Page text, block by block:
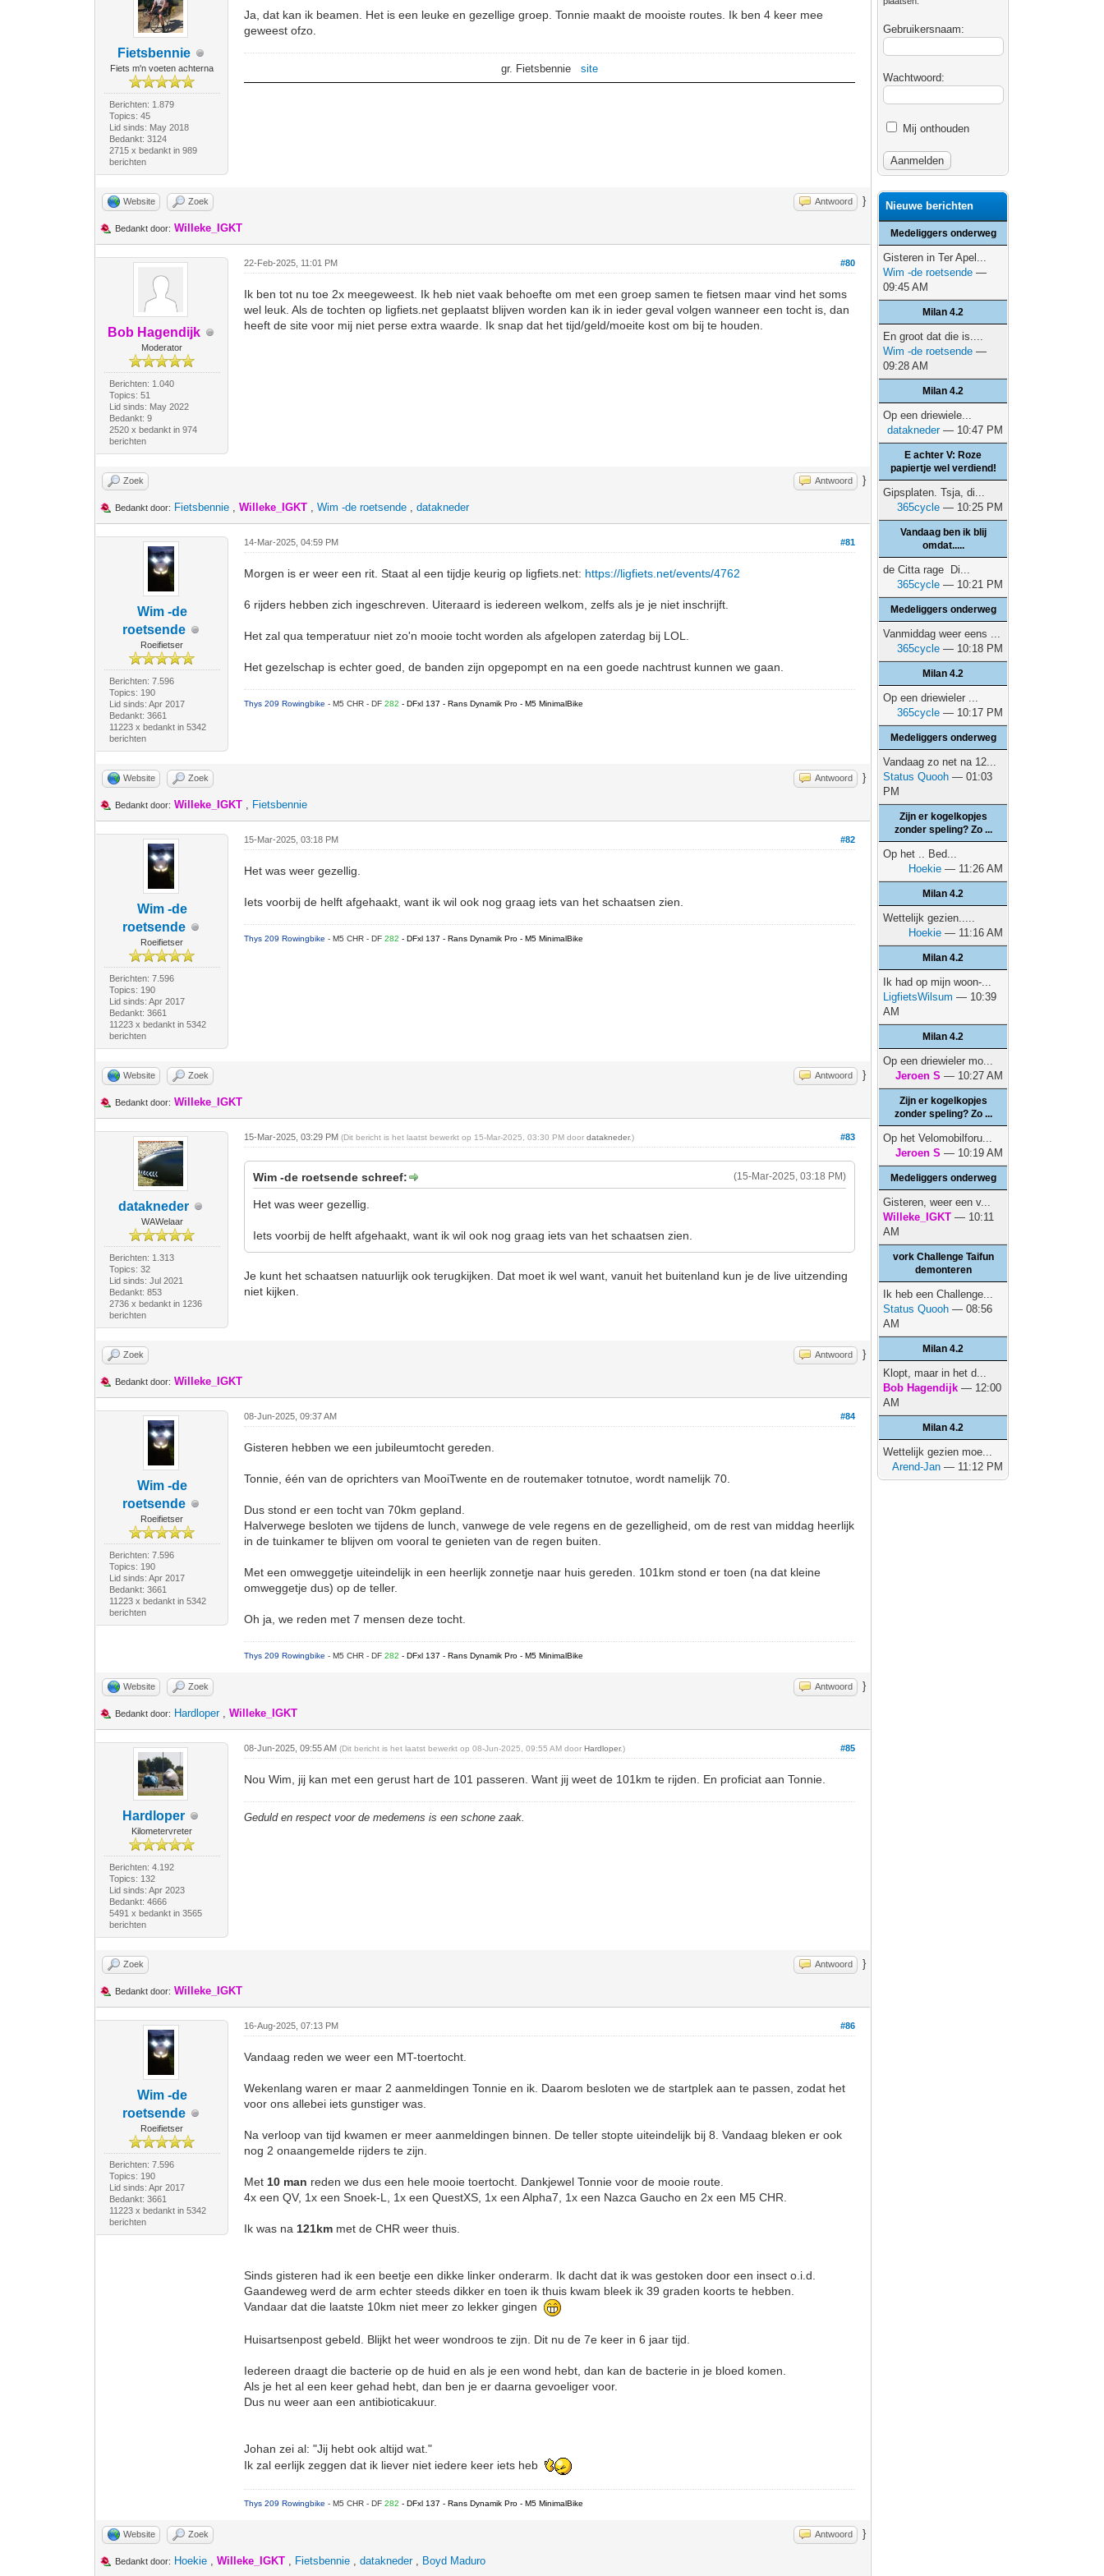
Fietsbennie
Fiets m'n voeten achterna
Berichten: 1.879
Topics: 45
Lid sinds: May 2018
Bedankt: 3124
2715 x bedankt in 989
berichten
Ja, dat kan ik beamen. Het is een leuke en gezellige groep. Tonnie maakt de mooiste routes. Ik ben 4 keer mee
geweest ofzo.
gr. Fietsbenniesite
Website Zoek Antwoord }
Bedankt door: Willeke_IGKT
Bob Hagendijk
Moderator
Berichten: 1.040
Topics: 51
Lid sinds: May 2022
Bedankt: 9
2520 x bedankt in 974
berichten
#80
22-Feb-2025, 11:01 PM
Ik ben tot nu toe 2x meegeweest. Ik heb niet vaak behoefte om met een groep samen te fietsen maar vind het soms
wel leuk. Als de tochten op ligfiets.net geplaatst blijven worden kan ik in ieder geval volgen wanneer een tocht is, dan
heeft de site voor mij niet perse extra waarde. Ik snap dat het tijd/geld/moeite kost om bij te houden.
Zoek Antwoord }
Bedankt door: Fietsbennie ,Willeke_IGKT ,Wim -de roetsende ,datakneder
Wim -de
roetsende
Roeifietser
Berichten: 7.596
Topics: 190
Lid sinds: Apr 2017
Bedankt: 3661
11223 x bedankt in 5342
berichten
#81
14-Mar-2025, 04:59 PM
Morgen is er weer een rit. Staat al een tijdje keurig op ligfiets.net: https://ligfiets.net/events/4762
6 rijders hebben zich ingeschreven. Uiteraard is iedereen welkom, zelfs als je je niet inschrijft.
Het zal qua temperatuur niet zo'n mooie tocht worden als afgelopen zaterdag bij LOL.
Het gezelschap is echter goed, de banden zijn opgepompt en na een goede nachtrust kunnen we gaan.
Thys 209 Rowingbike- M5 CHR - DF282- DFxl 137 - Rans Dynamik Pro - M5 MinimalBike
Website Zoek Antwoord }
Bedankt door: Willeke_IGKT , Fietsbennie
Wim -de
roetsende
Roeifietser
Berichten: 7.596
Topics: 190
Lid sinds: Apr 2017
Bedankt: 3661
11223 x bedankt in 5342
berichten
#82
15-Mar-2025, 03:18 PM
Het was weer gezellig.
Iets voorbij de helft afgehaakt, want ik wil ook nog graag iets van het schaatsen zien.
Thys 209 Rowingbike- M5 CHR - DF282- DFxl 137 - Rans Dynamik Pro - M5 MinimalBike
Website Zoek Antwoord }
Bedankt door: Willeke_IGKT
datakneder
WAWelaar
Berichten: 1.313
Topics: 32
Lid sinds: Jul 2021
Bedankt: 853
2736 x bedankt in 1236
berichten
#83
15-Mar-2025, 03:29 PM(Dit bericht is het laatst bewerkt op 15-Mar-2025, 03:30 PM doordatakneder.)
(15-Mar-2025, 03:18 PM)
Wim -de roetsende schreef:
Het was weer gezellig.
Iets voorbij de helft afgehaakt, want ik wil ook nog graag iets van het schaatsen zien.
Je kunt het schaatsen natuurlijk ook terugkijken. Dat moet ik wel want, vanuit het buitenland kun je de live uitzending
niet kijken.
Zoek Antwoord }
Bedankt door: Willeke_IGKT
Wim -de
roetsende
Roeifietser
Berichten: 7.596
Topics: 190
Lid sinds: Apr 2017
Bedankt: 3661
11223 x bedankt in 5342
berichten
#84
08-Jun-2025, 09:37 AM
Gisteren hebben we een jubileumtocht gereden.
Tonnie, één van de oprichters van MooiTwente en de routemaker totnutoe, wordt namelijk 70.
Dus stond er een tocht van 70km gepland.
Halverwege besloten we tijdens de lunch, vanwege de vele regens en de gezelligheid, om de rest van middag heerlijk
in de tuinkamer te blijven om vooral te genieten van de regen buiten.
Met een omweggetje uiteindelijk in een heerlijk zonnetje naar huis gereden. 101km stond er toen (na dat kleine
omweggetje dus) op de teller.
Oh ja, we reden met 7 mensen deze tocht.
Thys 209 Rowingbike- M5 CHR - DF282- DFxl 137 - Rans Dynamik Pro - M5 MinimalBike
Website Zoek Antwoord }
Bedankt door: Hardloper,Willeke_IGKT
Hardloper
Kilometervreter
Berichten: 4.192
Topics: 132
Lid sinds: Apr 2023
Bedankt: 4666
5491 x bedankt in 3565
berichten
#85
08-Jun-2025, 09:55 AM(Dit bericht is het laatst bewerkt op 08-Jun-2025, 09:55 AM doorHardloper.)
Nou Wim, jij kan met een gerust hart de 101 passeren. Want jij weet de 101km te rijden. En proficiat aan Tonnie.
Geduld en respect voor de medemens is een schone zaak.
Zoek Antwoord }
Bedankt door: Willeke_IGKT
Wim -de
roetsende
Roeifietser
Berichten: 7.596
Topics: 190
Lid sinds: Apr 2017
Bedankt: 3661
11223 x bedankt in 5342
berichten
#86
16-Aug-2025, 07:13 PM
Vandaag reden we weer een MT-toertocht.
Wekenlang waren er maar 2 aanmeldingen Tonnie en ik. Daarom besloten we de startplek aan te passen, zodat het
voor ons allebei iets gunstiger was.
Na verloop van tijd kwamen er meer aanmeldingen binnen. De teller stopte uiteindelijk bij 8. Vandaag bleken er ook
nog 2 onaangemelde rijders te zijn.
Met 10 man reden we dus een hele mooie toertocht. Dankjewel Tonnie voor de mooie route.
4x een QV, 1x een Snoek-L, 1x een QuestXS, 1x een Alpha7, 1x een Nazca Gaucho en 2x een M5 CHR.
Ik was na 121km met de CHR weer thuis.
Sinds gisteren had ik een beetje een dikke linker onderarm. Ik dacht dat ik was gestoken door een insect o.i.d.
Gaandeweg werd de arm echter steeds dikker en toen ik thuis kwam bleek ik 39 graden koorts te hebben.
Vandaar dat die laatste 10km niet meer zo lekker gingen
Huisartsenpost gebeld. Blijkt het weer wondroos te zijn. Dit nu de 7e keer in 6 jaar tijd.
Iedereen draagt die bacterie op de huid en als je een wond hebt, dan kan de bacterie in je bloed komen.
Als je het al een keer gehad hebt, dan ben je er daarna gevoeliger voor.
Dus nu weer aan een antibioticakuur.
Johan zei al: "Jij hebt ook altijd wat."
Ik zal eerlijk zeggen dat ik liever niet iedere keer iets heb
Thys 209 Rowingbike- M5 CHR - DF282- DFxl 137 - Rans Dynamik Pro - M5 MinimalBike
Website Zoek Antwoord }
Bedankt door: Hoekie ,Willeke_IGKT , Fietsbennie ,datakneder, Boyd Maduro
Gebruikersnaam:
Wachtwoord:
Mij onthouden
Nieuwe berichten
Medeliggers onderweg
Gisteren in Ter Apel...
Wim -de roetsende —
09:45 AM
Milan 4.2
En groot dat die is....
Wim -de roetsende —
09:28 AM
Milan 4.2
Op een driewiele...
datakneder— 10:47 PM
E achter V: Roze
papiertje wel verdiend!
Gipsplaten. Tsja, di...
365cycle — 10:25 PM
Vandaag ben ik blij
omdat.....
de Citta rage Di...
365cycle — 10:21 PM
Medeliggers onderweg
Vanmiddag weer eens ...
365cycle — 10:18 PM
Milan 4.2
Op een driewieler ...
365cycle — 10:17 PM
Medeliggers onderweg
Vandaag zo net na 12...
Status Quooh — 01:03
PM
Zijn er kogelkopjes
zonder speling? Zo ...
Op het .. Bed...
Hoekie — 11:26 AM
Milan 4.2
Wettelijk gezien.....
Hoekie — 11:16 AM
Milan 4.2
Ik had op mijn woon-...
LigfietsWilsum — 10:39
AM
Milan 4.2
Op een driewieler mo...
Jeroen S — 10:27 AM
Zijn er kogelkopjes
zonder speling? Zo ...
Op het Velomobilforu...
Jeroen S — 10:19 AM
Medeliggers onderweg
Gisteren, weer een v...
Willeke_IGKT — 10:11
AM
vork Challenge Taifun
demonteren
Ik heb een Challenge...
Status Quooh — 08:56
AM
Milan 4.2
Klopt, maar in het d...
Bob Hagendijk — 12:00
AM
Milan 4.2
Wettelijk gezien moe...
Arend-Jan — 11:12 PM